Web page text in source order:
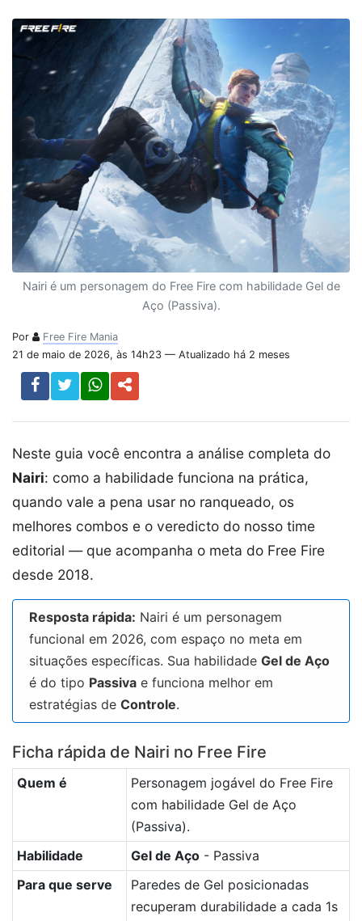
Nairi é um personagem do Free Fire com habilidade Gel de
Aço (Passiva).
Por
Free Fire Mania
21 de maio de 2026, às 14h23 — Atualizado há 2 meses
Neste guia você encontra a análise completa do
Nairi: como a habilidade funciona na prática,
quando vale a pena usar no ranqueado, os
melhores combos e o veredicto do nosso time
editorial — que acompanha o meta do Free Fire
desde 2018.
Resposta rápida: Nairi é um personagem
funcional em 2026, com espaço no meta em
situações específicas. Sua habilidade Gel de Aço
é do tipo Passiva e funciona melhor em
estratégias de Controle.
Ficha rápida de Nairi no Free Fire
Quem é
Personagem jogável do Free Fire
com habilidade Gel de Aço
(Passiva).
Habilidade
Gel de Aço- Passiva
Para que serve
Paredes de Gel posicionadas
recuperam durabilidade a cada 1s